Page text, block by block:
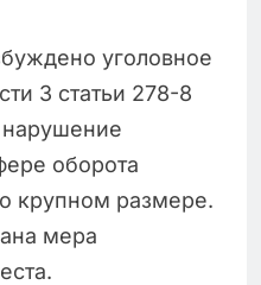
уголовное
3 статьи 278-8
нарушение
оборота
крупном размере.
мера